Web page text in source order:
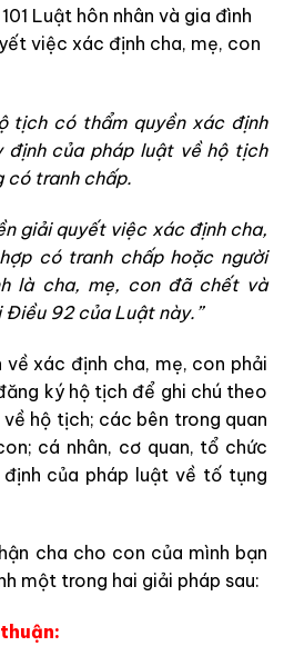
Luật hôn nhân và gia đình
việc xác định cha, mẹ, con
tịch có thẩm quyền xác định
định của pháp luật về hộ tịch
có tranh chấp.
giải quyết việc xác định cha,
có tranh chấp hoặc người
là cha, mẹ, con đã chết và
92 của Luật này.”
xác định cha, mẹ, con phải
ký hộ tịch để ghi chú theo
hộ tịch; các bên trong quan
cá nhân, cơ quan, tổ chức
của pháp luật về tố tụng
cha cho con của mình bạn
một trong hai giải pháp sau: